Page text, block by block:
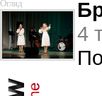
Огляд
4